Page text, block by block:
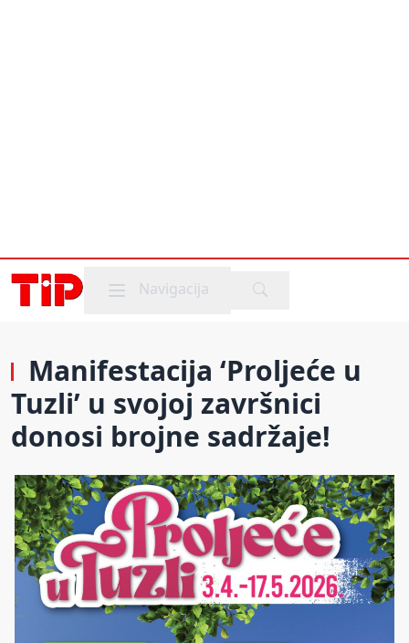
Mobile menu
Navigacija
Manifestacija ‘Proljeće u
Tuzli’ u svojoj završnici
donosi brojne sadržaje!